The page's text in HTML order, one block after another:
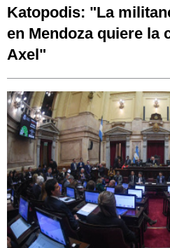
Katopodis: "La
en Mendoza quiere la
Axel"